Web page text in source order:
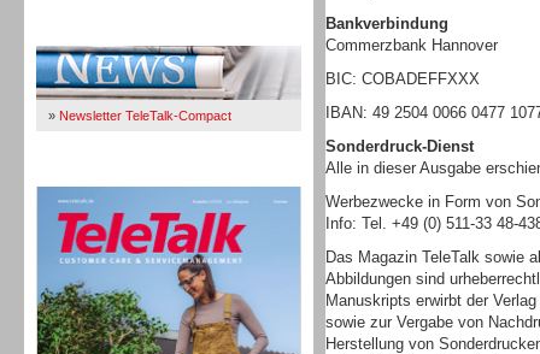
» Newsletter TeleTalk-Compact
Bankverbindung
Commerzbank Hannover
BIC: COBADEFFXXX
IBAN: 49 2504 0066 0477
Sonderdruck-Dienst
Alle in dieser Ausgabe
Werbezwecke in Form von
Info: Tel. +49 (0) 511-33 48-
Das Magazin TeleTalk sowie
Abbildungen sind
Manuskripts erwirbt der
sowie zur Vergabe von
Herstellung von